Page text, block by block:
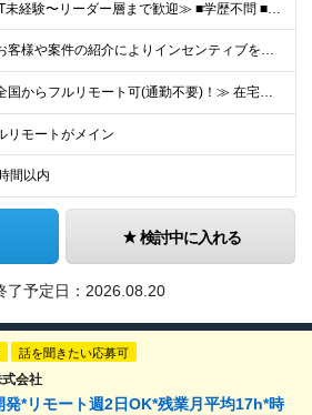
≪IT未経験〜リーダー層まで歓迎≫ ■学歴不問 ■国籍不問 ★テスト／運用保守のみのご経験の方も歓迎です！ ≪歓迎要件≫ ・開発またはインフラいずれかの実務経験 ・AWSなどクラウド技術への興味・学
≪お客様や案件の紹介によりインセンティブを支給！≫ 月給25万円～71.4万円＋賞与年2回(2ヶ月)＋各種手当 ◎経験やスキルを考慮の上、優遇します ◎上記月給は固定残業代月45時間分(月額5万6
≪全国からフルリモート可(通勤不要)！≫ 在宅勤務、または首都圏を中心とするお客様先 ★転勤はありません ■本社 東京都品川区南大井6-26-2 大森ベルポートB館8F
リモートがメイン
間以内
検討中に入れる
了予定日： 2026.08.20
話を聞きたい応募可
会社
発*リモート週2日OK*残業月平均17h*時